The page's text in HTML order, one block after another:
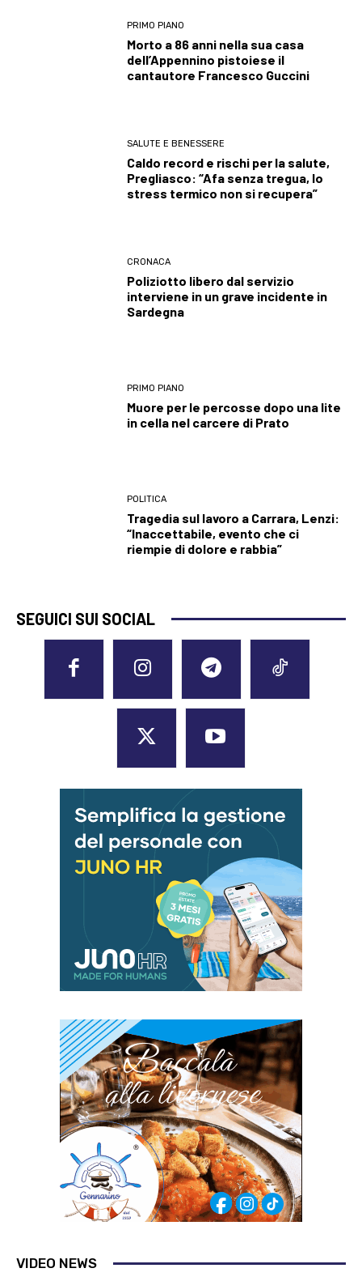
PRIMO PIANO
Morto a 86 anni nella sua casa
dell’Appennino pistoiese il
cantautore Francesco Guccini
SALUTE E BENESSERE
Caldo record e rischi per la salute,
Pregliasco: “Afa senza tregua, lo
stress termico non si recupera”
CRONACA
Poliziotto libero dal servizio
interviene in un grave incidente in
Sardegna
PRIMO PIANO
Muore per le percosse dopo una lite
in cella nel carcere di Prato
POLITICA
Tragedia sul lavoro a Carrara, Lenzi:
“Inaccettabile, evento che ci
riempie di dolore e rabbia”
SEGUICI SUI SOCIAL
VIDEO NEWS